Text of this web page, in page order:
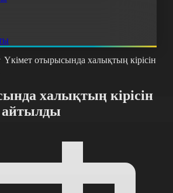
Үкімет отырысында халықтың кірісін
халықтың кірісін